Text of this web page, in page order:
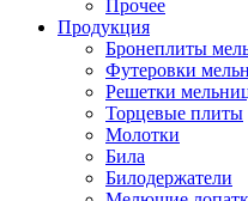
Прочее
Продукция
Бронеплиты
Футеровки
Решетки
Торцевые плиты
Молотки
Била
Билодержатели